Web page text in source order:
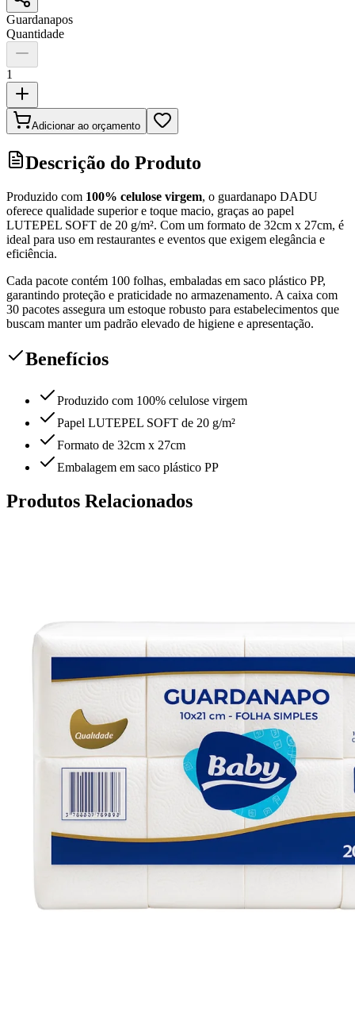
Guardanapos
Quantidade
1
Adicionar ao orçamento
Descrição do Produto
Produzido com 100% celulose virgem, o guardanapo DADU
oferece qualidade superior e toque macio, graças ao papel
LUTEPEL SOFT de 20 g/m². Com um formato de 32cm x 27cm, é
ideal para uso em restaurantes e eventos que exigem elegância e
eficiência.
Cada pacote contém 100 folhas, embaladas em saco plástico PP,
garantindo proteção e praticidade no armazenamento. A caixa com
30 pacotes assegura um estoque robusto para estabelecimentos que
buscam manter um padrão elevado de higiene e apresentação.
Benefícios
Produzido com 100% celulose virgem
Papel LUTEPEL SOFT de 20 g/m²
Formato de 32cm x 27cm
Embalagem em saco plástico PP
Produtos Relacionados